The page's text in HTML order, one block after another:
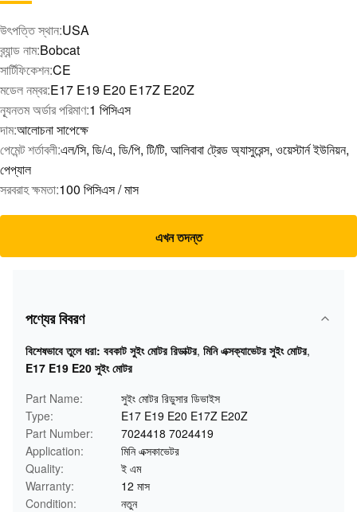
উৎপত্তি স্থান:USA
ব্র্যান্ড নাম:Bobcat
সার্টিফিকেশন:CE
মডেল নম্বর:E17 E19 E20 E17Z E20Z
ন্যূনতম অর্ডার পরিমাণ:1 পিসিএস
দাম:আলোচনা সাপেক্ষে
পেমেন্ট শর্তাবলী:এল/সি, ডি/এ, ডি/পি, টি/টি, আলিবাবা ট্রেড অ্যাসুরেন্স, ওয়েস্টার্ন ইউনিয়ন,
পেপ্যাল
সরবরাহ ক্ষমতা:100 পিসিএস / মাস
এখন তদন্ত
পণ্যের বিবরণ
বিশেষভাবে তুলে ধরা: ববকাট সুইং মোটর রিডাক্টর, মিনি এক্সক্যাভেটর সুইং মোটর,
E17 E19 E20 সুইং মোটর
Part Name:
সুইং মোটর রিডুসার ডিভাইস
Type:
E17 E19 E20 E17Z E20Z
Part Number:
7024418 7024419
Application:
মিনি এক্সকাভেটর
Quality:
ই এম
Warranty:
12 মাস
Condition:
নতুন